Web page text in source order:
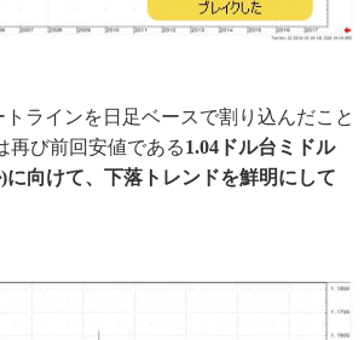
ラインを日足ベースで割り込んだこと
再び前回安値である1.04ドル台ミドル
)に向けて、下落トレンドを鮮明にして